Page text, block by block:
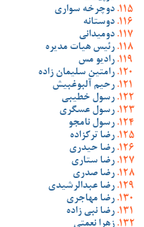
دوچرخه سواری
دوستانه
دومیدانی
رئیس هیات مدیره
رادیو مس
رامتین سلیمان زاده
رحیم آلبوغبیش
رسول خطیبی
رسول عسگری
رسول نامجو
رضا ترکزاده
رضا حیدری
رضا ستاری
رضا صدری
رضا عبدالرشیدی
رضا مهاجری
رضا نبی زاده
زهرا نعمتی